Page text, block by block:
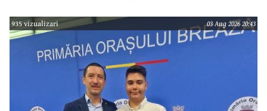
Ulterior, meşterul popular Nicolae Goage aşează aici, în
memoria sa şi a soţiei, Maria Scripcă, o troiţă din lemn
sculptat,care astăzi, din păcate, nu mai există.
935 vizualizari 03 Aug 2026 20:43